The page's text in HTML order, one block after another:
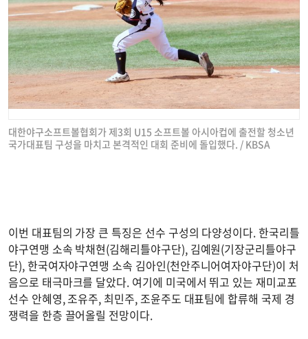
대한야구소프트볼협회가 제3회 U15 소프트볼 아시아컵에 출전할 청소년
국가대표팀 구성을 마치고 본격적인 대회 준비에 돌입했다. / KBSA
이번 대표팀의 가장 큰 특징은 선수 구성의 다양성이다. 한국리틀
야구연맹 소속 박채현(김해리틀야구단), 김예원(기장군리틀야구
단), 한국여자야구연맹 소속 김아인(천안주니어여자야구단)이 처
음으로 태극마크를 달았다. 여기에 미국에서 뛰고 있는 재미교포
선수 안혜영, 조유주, 최민주, 조윤주도 대표팀에 합류해 국제 경
쟁력을 한층 끌어올릴 전망이다.